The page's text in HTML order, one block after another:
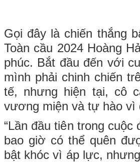
Gọi đây là chiến thắng
Toàn cầu 2024 Hoàng
phúc. Bắt đầu đến với
mình phải chinh chiến
tế, nhưng hiện tại, cô
vương miện và tự hào vì
“Lần đầu tiên trong
bao giờ có thể quên
bật khóc vì áp lực,